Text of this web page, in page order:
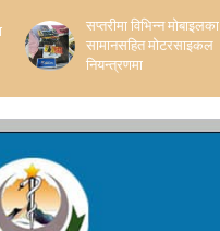
सप्तरीमा विभिन्न मोबाइलका
सामानसहित मोटरसाइकल
नियन्त्रणमा